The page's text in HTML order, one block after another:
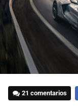
21 comentarios